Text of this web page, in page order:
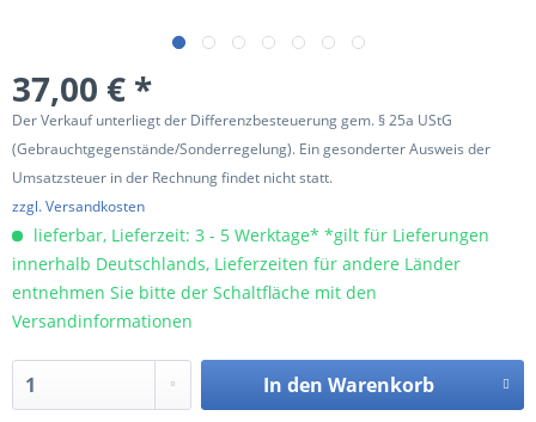
37,00 € *
Der Verkauf unterliegt der Differenzbesteuerung gem. § 25a UStG
(Gebrauchtgegenstände/Sonderregelung). Ein gesonderter Ausweis der
Umsatzsteuer in der Rechnung findet nicht statt.
zzgl. Versandkosten
lieferbar, Lieferzeit: 3 - 5 Werktage* *gilt für Lieferungen
innerhalb Deutschlands, Lieferzeiten für andere Länder
entnehmen Sie bitte der Schaltfläche mit den
Versandinformationen
In den Warenkorb